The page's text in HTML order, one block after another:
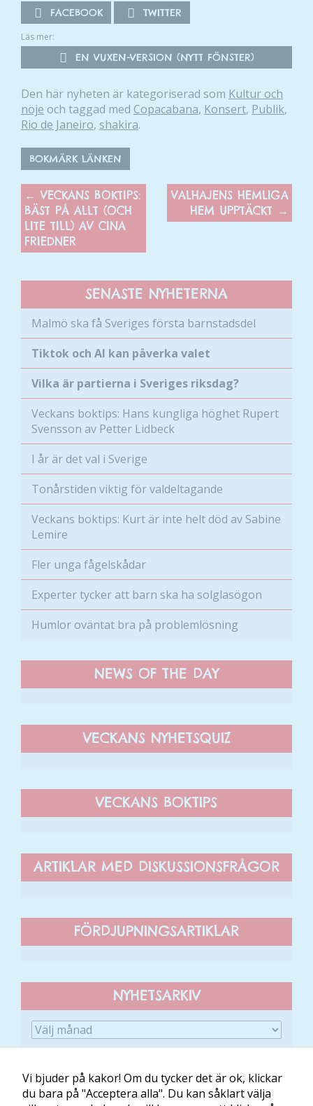
FACEBOOK TWITTER
Läs mer:
EN VUXEN-VERSION (NYTT FÖNSTER)
Den här nyheten är kategoriserad som Kultur och
nöje och taggad med Copacabana, Konsert, Publik,
Rio de Janeiro, shakira.
BOKMÄRK LÄNKEN
← VECKANS BOKTIPS:
BÄST PÅ ALLT (OCH
LITE TILL) AV CINA
FRIEDNER
VALHAJENS HEMLIGA
HEM UPPTÄCKT →
SENASTE NYHETERNA
Malmö ska få Sveriges första barnstadsdel
Tiktok och AI kan påverka valet
Vilka är partierna i Sveriges riksdag?
Veckans boktips: Hans kungliga höghet Rupert
Svensson av Petter Lidbeck
I år är det val i Sverige
Tonårstiden viktig för valdeltagande
Veckans boktips: Kurt är inte helt död av Sabine
Lemire
Fler unga fågelskådar
Experter tycker att barn ska ha solglasögon
Humlor oväntat bra på problemlösning
NEWS OF THE DAY
VECKANS NYHETSQUIZ
VECKANS BOKTIPS
ARTIKLAR MED DISKUSSIONSFRÅGOR
FÖRDJUPNINGSARTIKLAR
NYHETSARKIV
Vi bjuder på kakor! Om du tycker det är ok, klickar
du bara på "Acceptera alla". Du kan såklart välja
går inte att
välja bort. De
behövs för
fungera.
Statistik
förbättra
hemsidans
uppbyggnad,
hemsida ska
prestera så
under ditt
besök. Om
kommer viss
funktionalitet
att försvinna
hemsidan.
Marknadsföring